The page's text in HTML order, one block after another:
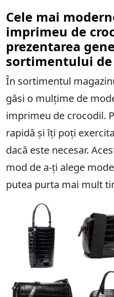
Cele mai
imprimeu de
prezentarea
sortimentului
În sortimentul
găsi o mulțime de
imprimeu de crocodil.
rapidă și îți poți
dacă este necesar.
mod de a-ți alege
putea purta mai mult